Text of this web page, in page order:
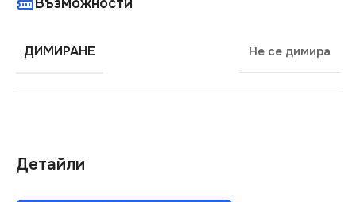
Детайли
ДИМИРАНЕ Не се димира